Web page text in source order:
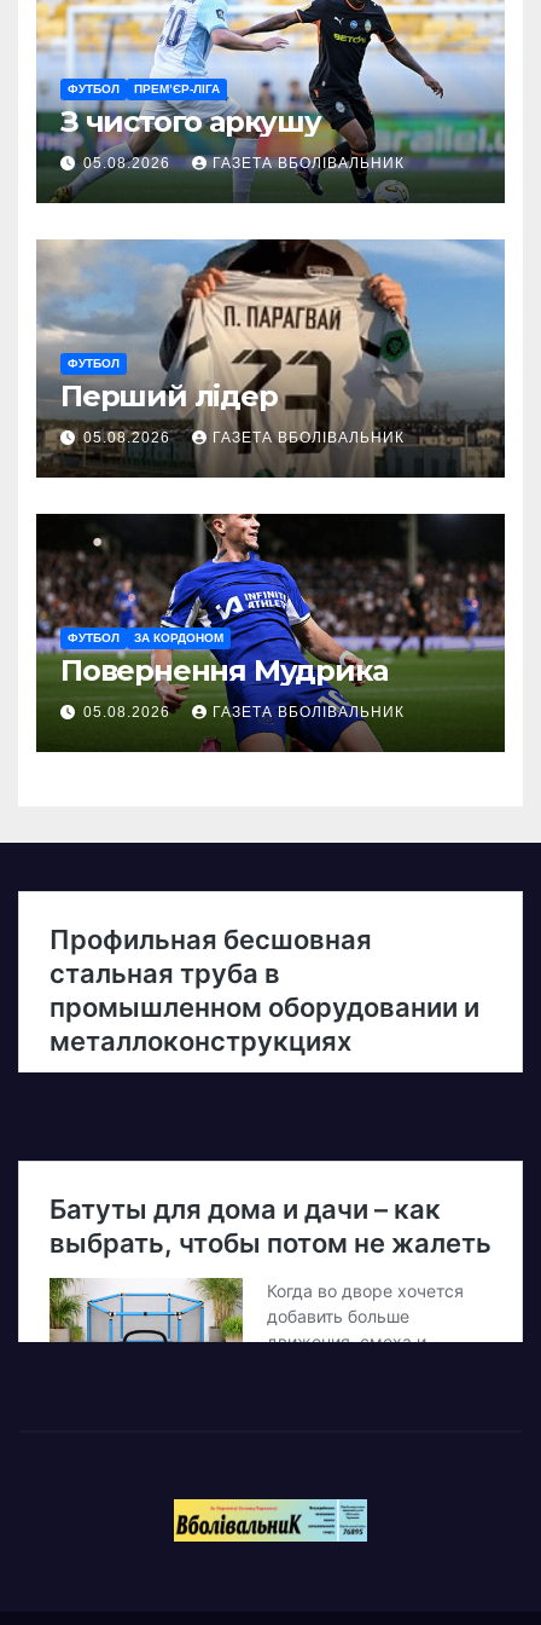
ФУТБОЛ ПРЕМ’ЄР-ЛІГА
З чистого аркушу
05.08.2026 ГАЗЕТА ВБОЛІВАЛЬНИК
ФУТБОЛ
Перший лідер
05.08.2026 ГАЗЕТА ВБОЛІВАЛЬНИК
ФУТБОЛ ЗА КОРДОНОМ
Повернення Мудрика
05.08.2026 ГАЗЕТА ВБОЛІВАЛЬНИК